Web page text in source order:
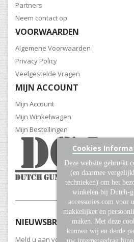
Partners
Neem contact op
VOORWAARDEN
Algemene Voorwaarden
Privacy Policy
Veelgestelde Vragen
MIJN ACCOUNT
Mijn Account
Mijn Winkelwagen
Mijn Bestellingen
NIEUWSBRIEF
Meld u aan voor onze nieuwsbrief en
Cookies
Deze website gebruikt
(en daarmee
technieken) om het
winkelen bij Dutch-
accessories.com voor
makkelijker en
maken. Met deze
kunnen wij en derde